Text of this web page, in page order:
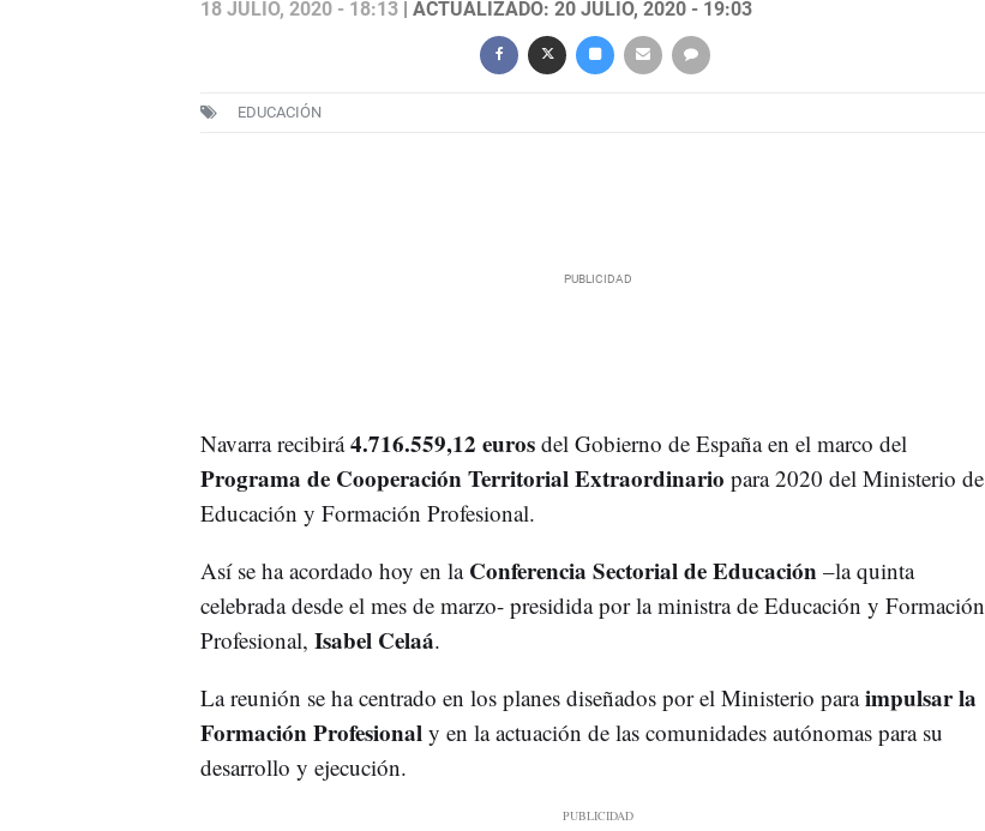
18 JULIO, 2020 - 18:13| ACTUALIZADO: 20 JULIO, 2020 - 19:03
EDUCACIÓN
Navarra recibirá4.716.559,12 eurosdel Gobierno de España en el marco del
Programa de Cooperación Territorial Extraordinario para 2020 del Ministerio de
Educación y Formación Profesional.
Así se ha acordado hoy en la Conferencia Sectorial de Educación –la quinta
celebrada desde el mes de marzo- presidida por la ministra de Educación y Formación
Profesional, Isabel Celaá.
La reunión se ha centrado en los planes diseñados por el Ministerio paraimpulsar la
Formación Profesional y en la actuación de las comunidades autónomas para su
desarrollo y ejecución.